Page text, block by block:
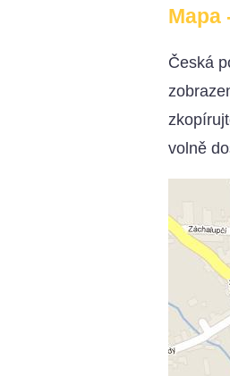
Mapa
Česká
volně